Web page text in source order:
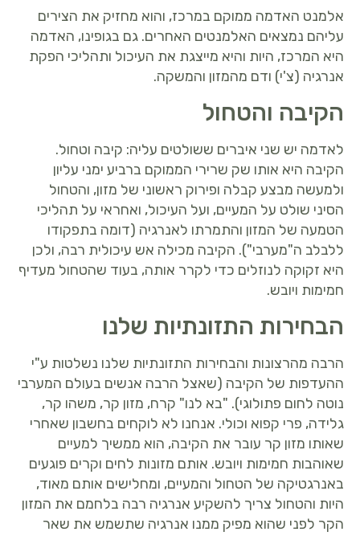
אלמנט האדמה ממוקם במרכז, והוא מחזיק את הצירים
עליהם נמצאים האלמנטים האחרים. גם בגופינו, האדמה
היא המרכז, היות והיא מייצגת את העיכול ותהליכי הפקת
אנרגיה (צ'י) ודם מהמזון והמשקה.
הקיבה והטחול
לאדמה יש שני איברים ששולטים עליה: קיבה וטחול.
הקיבה היא אותו שק שרירי הממוקם ברביע ימני עליון
ולמעשה מבצע קבלה ופירוק ראשוני של מזון, והטחול
הסיני שולט על המעיים, ועל העיכול, ואחראי על תהליכי
הטמעה של המזון והתמרתו לאנרגיה (דומה בתפקודו
ללבלב ה"מערבי"). הקיבה מכילה אש עיכולית רבה, ולכן
היא זקוקה לנוזלים כדי לקרר אותה, בעוד שהטחול מעדיף
חמימות ויובש.
הבחירות התזונתיות שלנו
הרבה מהרצונות והבחירות התזונתיות שלנו נשלטות ע"י
ההעדפות של הקיבה (שאצל הרבה אנשים בעולם המערבי
נוטה לחום פתולוגי). "בא לנו" קרח, מזון קר, משהו קר,
גלידה, פרי קפוא וכולי. אנחנו לא לוקחים בחשבון שאחרי
שאותו מזון קר עובר את הקיבה, הוא ממשיך למעיים
שאוהבות חמימות ויובש. אותם מזונות לחים וקרים פוגעים
באנרגטיקה של הטחול והמעיים, ומחלישים אותם מאוד,
היות והטחול צריך להשקיע אנרגיה רבה בלחמם את המזון
הקר לפני שהוא מפיק ממנו אנרגיה שתשמש את שאר